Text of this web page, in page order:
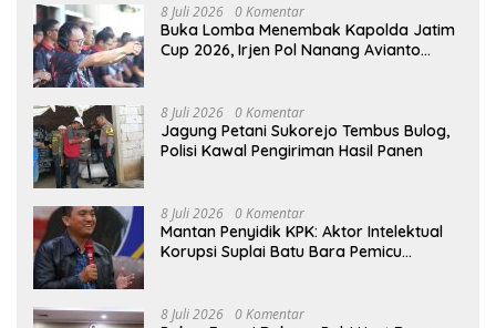
8 Juli 2026 0 Komentar
Buka Lomba Menembak Kapolda Jatim
Cup 2026, Irjen Pol Nanang Avianto
8 Juli 2026 0 Komentar
Jagung Petani Sukorejo Tembus Bulog,
Polisi Kawal Pengiriman Hasil Panen
8 Juli 2026 0 Komentar
Mantan Penyidik KPK: Aktor Intelektual
Korupsi Suplai Batu Bara Pemicu
8 Juli 2026 0 Komentar